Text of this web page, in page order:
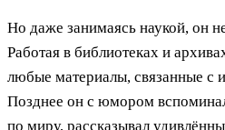
Но даже занимаясь наукой, он
Работая в библиотеках и
любые материалы, связанные с
Позднее он с юмором
по миру, рассказывал